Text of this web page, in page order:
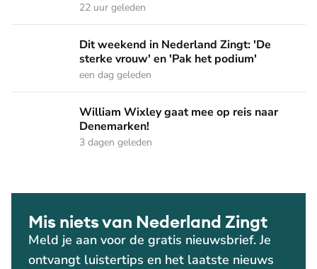
22 uur geleden
Dit weekend in Nederland Zingt: 'De sterke vrouw' en 'Pak
Dit weekend in Nederland Zingt: 'De
sterke vrouw' en 'Pak het podium'
een dag geleden
William Wixley gaat mee op reis naar Denemarken!
William Wixley gaat mee op reis naar
Denemarken!
3 dagen geleden
Mis niets van Nederland Zingt
Meld je aan voor de gratis nieuwsbrief. Je
ontvangt luistertips en het laatste nieuws